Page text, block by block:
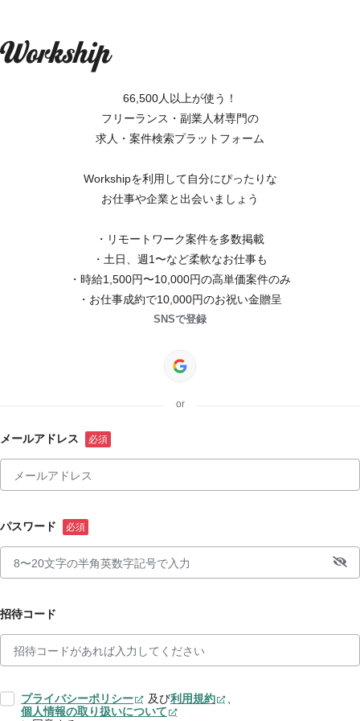
66,500人以上が使う！
フリーランス・副業人材専門の
求人・案件検索プラットフォーム
Workshipを利用して自分にぴったりな
お仕事や企業と出会いましょう
・リモートワーク案件を多数掲載
・土日、週1〜など柔軟なお仕事も
・時給1,500円〜10,000円の高単価案件のみ
・お仕事成約で10,000円のお祝い金贈呈
SNSで登録
or
メールアドレス
パスワード
招待コード
プライバシーポリシー 及び利用規約
、
個人情報の取り扱いについて